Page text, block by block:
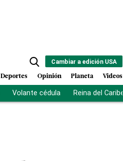
Cambiar a edición USA
Deportes Opinión Planeta Videos
Volante cédula Reina del Caribe